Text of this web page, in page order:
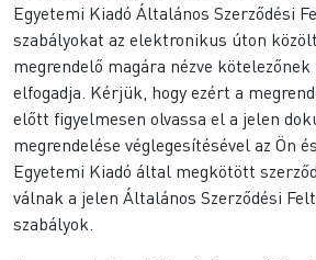
Egyetemi Kiadó Általános Szerződési
szabályokat az elektronikus úton
megrendelő magára nézve
elfogadja. Kérjük, hogy ezért a
előtt figyelmesen olvassa el a jelen
megrendelése véglegesítésével az Ön
Egyetemi Kiadó által megkötött
válnak a jelen Általános Szerződési
szabályok.